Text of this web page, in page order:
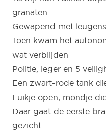
granaten
Gewapend met
Toen kwam het
wat verblijden
Politie, leger en 5
Een zwart-rode tank
Luikje open, mondje
Daar gaat de eerste
gezicht